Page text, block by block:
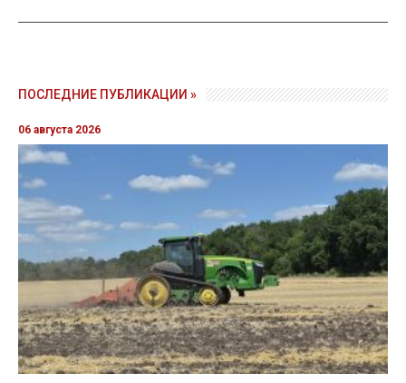
ПОСЛЕДНИЕ ПУБЛИКАЦИИ »
06 августа 2026